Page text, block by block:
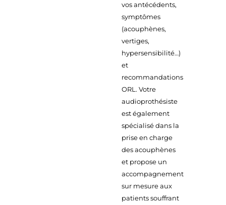
vos antécédents,
symptômes
(acouphènes,
vertiges,
hypersensibilité…)
et
recommandations
ORL. Votre
audioprothésiste
est également
spécialisé dans la
prise en charge
des acouphènes
et propose un
accompagnement
sur mesure aux
patients souffrant